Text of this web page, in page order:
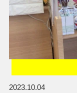
2023.10.04